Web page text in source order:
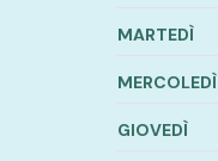
MARTEDÌ
MERCOLEDÌ
GIOVEDÌ